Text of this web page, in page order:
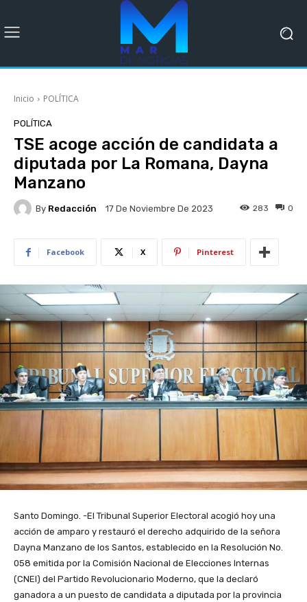
Inicio POLÍTICA
POLÍTICA
TSE acoge acción de candidata a
diputada por La Romana, Dayna
Manzano
By Redacción 17 De Noviembre De 2023 0
283
Facebook X Pinterest
Santo Domingo. -El Tribunal Superior Electoral acogió hoy una
acción de amparo y restauró el derecho adquirido de la señora
Dayna Manzano de los Santos, establecido en la Resolución No.
058 emitida por la Comisión Nacional de Elecciones Internas
(CNEI) del Partido Revolucionario Moderno, que la declaró
ganadora a un puesto de candidata a diputada por la provincia